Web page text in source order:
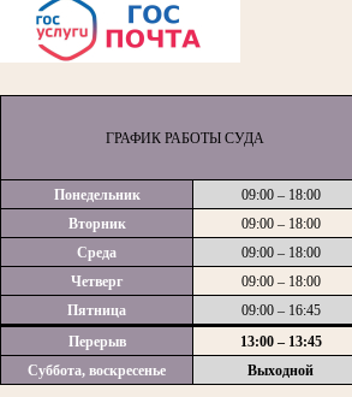
ГРАФИК РАБОТЫ СУДА
Понедельник
09:00 – 18:00
Вторник
09:00 – 18:00
Среда
09:00 – 18:00
Четверг
09:00 – 18:00
Пятница
09:00 – 16:45
Перерыв
13:00 – 13:45
Суббота, воскресенье
Выходной